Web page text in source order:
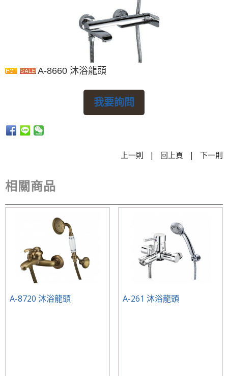
A-8660 沐浴龍頭
我要詢問
上一則 | 回上頁 | 下一則
相關商品
A-8720 沐浴龍頭 A-261 沐浴龍頭